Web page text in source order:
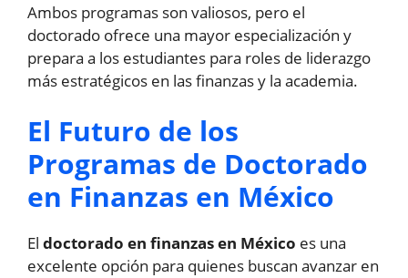
Ambos programas son valiosos, pero el
doctorado ofrece una mayor especialización y
prepara a los estudiantes para roles de liderazgo
más estratégicos en las finanzas y la academia.
El Futuro de los
Programas de Doctorado
en Finanzas en México
El doctorado en finanzas en México es una
excelente opción para quienes buscan avanzar en